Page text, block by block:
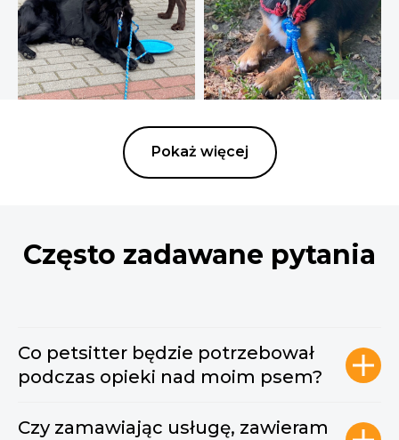
Pokaż więcej
Często zadawane pytania
Co petsitter będzie potrzebował
podczas opieki nad moim psem?
Czy zamawiając usługę, zawieram